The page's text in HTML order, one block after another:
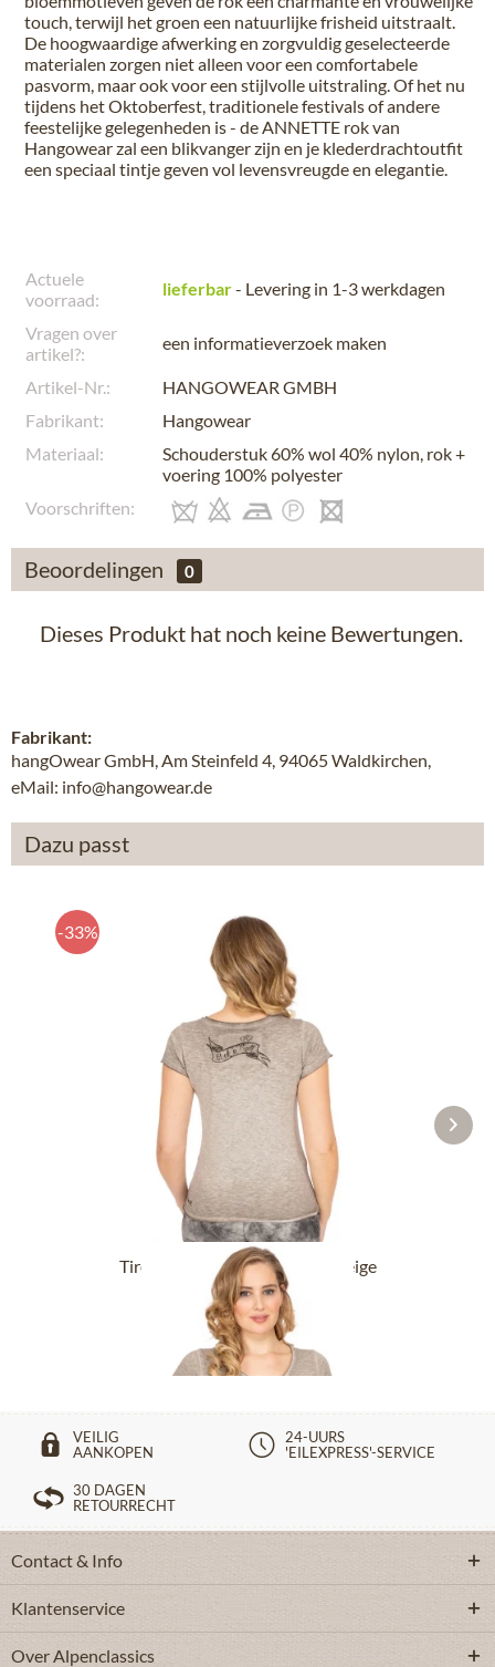
touch, terwijl het groen een natuurlijke frisheid uitstraalt.
De hoogwaardige afwerking en zorgvuldig geselecteerde
materialen zorgen niet alleen voor een comfortabele
pasvorm, maar ook voor een stijlvolle uitstraling. Of het nu
tijdens het Oktoberfest, traditionele festivals of andere
feestelijke gelegenheden is - de ANNETTE rok van
Hangowear zal een blikvanger zijn en je klederdrachtoutfit
een speciaal tintje geven vol levensvreugde en elegantie.
Actuele
voorraad:
lieferbar- Levering in 1-3 werkdagen
Vragen over
artikel?:
een informatieverzoek maken
Artikel-Nr.:
HANGOWEAR GMBH
Fabrikant:
Hangowear
Materiaal:
Schouderstuk 60% wol 40% nylon, rok +
voering 100% polyester
Voorschriften:
Beoordelingen 0
Dieses Produkt hat noch keine Bewertungen.
Fabrikant:
hangOwear GmbH, Am Steinfeld 4, 94065 Waldkirchen,
eMail: info@hangowear.de
Dazu passt
-33%
Tiroler T-Shirts BABYECUE greige
€ 29,90 * € 44,90 *
VEILIG
AANKOPEN
24-UURS
'EILEXPRESS'-SERVICE
30 DAGEN
RETOURRECHT
Contact & Info
Klantenservice
Over Alpenclassics